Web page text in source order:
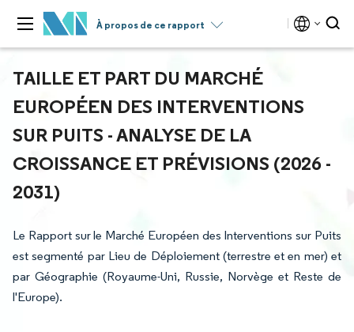
À propos de ce rapport
TAILLE ET PART DU MARCHÉ
EUROPÉEN DES INTERVENTIONS
SUR PUITS - ANALYSE DE LA
CROISSANCE ET PRÉVISIONS (2026 -
2031)
Le Rapport sur le Marché Européen des Interventions sur Puits
est segmenté par Lieu de Déploiement (terrestre et en mer) et
par Géographie (Royaume-Uni, Russie, Norvège et Reste de
l'Europe).